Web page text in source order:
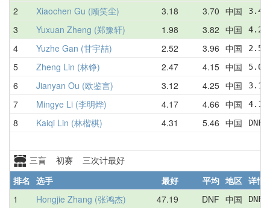
2 Xiaochen Gu (顾笑尘) 3.18 3.70 中国
3 Yuxuan Zheng (郑豫轩) 1.98 3.82 中国
4 Yuzhe Gan (甘宇喆) 2.52 3.96 中国
5 Zheng Lin (林铮) 2.47 4.15 中国
6 Jianyan Ou (欧鉴言) 3.12 4.25 中国
7 Mingye Li (李明烨) 4.17 4.66 中国
8 Kaiqi Lin (林楷棋) 4.31 5.46 中国
三盲 初赛 三次计最好
排名 选手 最好 平均 地区 详情
1
Hongjie Zhang (张鸿杰) 47.19 DNF 中国